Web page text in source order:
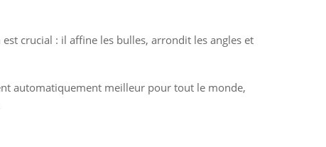
crucial : il affine les bulles, arrondit les angles et
automatiquement meilleur pour tout le monde,